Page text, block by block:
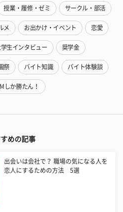
授業・履修・ゼミ サークル・部活
メ お出かけ・イベント 恋愛
生インタビュー 奨学金
祭 バイト知識 バイト体験談
しか勝たん！
めの記事
出会いは会社で？ 職場の気になる人を
恋人にするための方法 5選